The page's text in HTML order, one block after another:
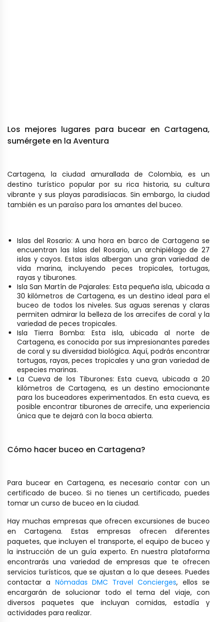
Los mejores lugares para bucear en Cartagena,
sumérgete en la Aventura
Cartagena, la ciudad amurallada de Colombia, es un
destino turístico popular por su rica historia, su cultura
vibrante y sus playas paradisíacas. Sin embargo, la ciudad
también es un paraíso para los amantes del buceo.
Islas del Rosario: A una hora en barco de Cartagena se
encuentran las Islas del Rosario, un archipiélago de 27
islas y cayos. Estas islas albergan una gran variedad de
vida marina, incluyendo peces tropicales, tortugas,
rayas y tiburones.
Isla San Martín de Pajarales: Esta pequeña isla, ubicada a
30 kilómetros de Cartagena, es un destino ideal para el
buceo de todos los niveles. Sus aguas serenas y claras
permiten admirar la belleza de los arrecifes de coral y la
variedad de peces tropicales.
Isla Tierra Bomba: Esta isla, ubicada al norte de
Cartagena, es conocida por sus impresionantes paredes
de coral y su diversidad biológica. Aquí, podrás encontrar
tortugas, rayas, peces tropicales y una gran variedad de
especies marinas.
La Cueva de los Tiburones: Esta cueva, ubicada a 20
kilómetros de Cartagena, es un destino emocionante
para los buceadores experimentados. En esta cueva, es
posible encontrar tiburones de arrecife, una experiencia
única que te dejará con la boca abierta.
Cómo hacer buceo en Cartagena?
Para bucear en Cartagena, es necesario contar con un
certificado de buceo. Si no tienes un certificado, puedes
tomar un curso de buceo en la ciudad.
Hay muchas empresas que ofrecen excursiones de buceo
en Cartagena. Estas empresas ofrecen diferentes
paquetes, que incluyen el transporte, el equipo de buceo y
la instrucción de un guía experto. En nuestra plataforma
encontrarás una variedad de empresas que te ofrecen
servicios turísticos, que se ajustan a lo que desees. Puedes
contactar a Nómadas DMC Travel Concierges, ellos se
encargarán de solucionar todo el tema del viaje, con
diversos paquetes que incluyan comidas, estadía y
actividades para realizar.